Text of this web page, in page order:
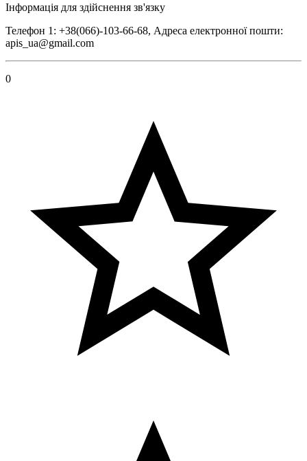
Інформація для здійснення зв'язку
Телефон 1: +38(066)-103-66-68, Адреса електронної пошти:
apis_ua@gmail.com
0